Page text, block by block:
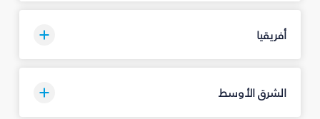
أفريقيا
الشرق الأوسط